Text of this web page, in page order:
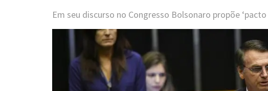
Em seu discurso no Congresso Bolsonaro propõe